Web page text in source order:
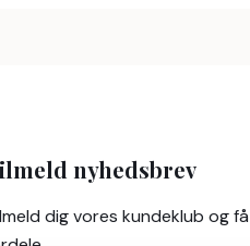
nyhedsbrev
dig vores kundeklub og